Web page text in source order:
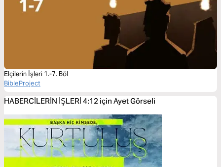
Elçilerin İşleri 1.-7. Böl
BibleProject
HABERCİLERİN İŞLERİ 4:12 için Ayet Görseli